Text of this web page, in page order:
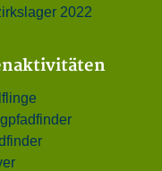
2022